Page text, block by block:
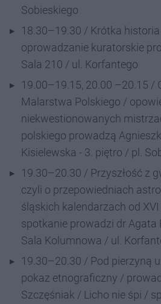
Sobieskiego
18.30–19.30 / Krótka
oprowadzanie kuratorskie
Sala 210 / ul. Korfantego
19.00–19.15, 20.00 –20.15 /
Malarstwa Polskiego /
niekwestionowanych
polskiego prowadzą
Kisielewska - 3. piętro / pl.
19.30–20.30 / Przyszłość z
czyli o przepowiedniach
śląskich kalendarzach od
spotkanie prowadzi dr Agata
Sala Kolumnowa / ul.
19.30–20.30 / Pod pierzyną
pokaz etnograficzny /
Szczęśniak / Licho nie śpi /